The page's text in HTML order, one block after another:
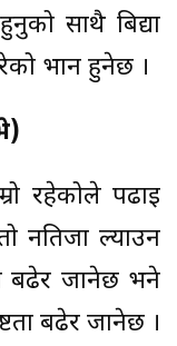
साथै बिद्या
भान हुनेछ ।
रहेकोले पढाइ
नतिजा ल्याउन
बढेर जानेछ भने
बढेर जानेछ ।